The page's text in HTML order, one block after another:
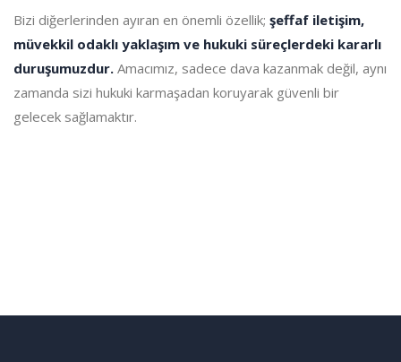
Bizi diğerlerinden ayıran en önemli özellik; şeffaf iletişim,
müvekkil odaklı yaklaşım ve hukuki süreçlerdeki kararlı
duruşumuzdur. Amacımız, sadece dava kazanmak değil, aynı
zamanda sizi hukuki karmaşadan koruyarak güvenli bir
gelecek sağlamaktır.